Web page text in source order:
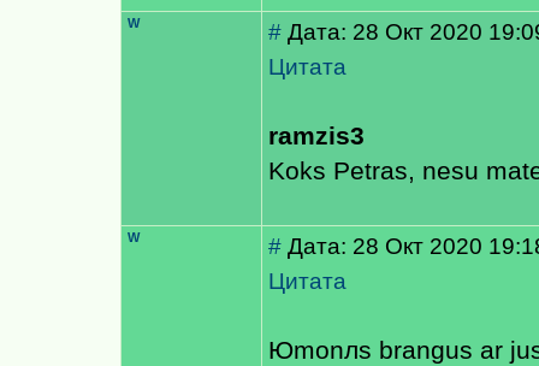
W # Дата: 28 Окт 2020
Цитата
ramzis3
Koks Petras, nesu
W # Дата: 28 Окт 2020
Цитата
Юmonлs brangus ar